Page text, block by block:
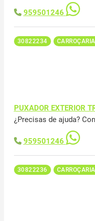
959501246
30822234
PUXADOR EXTERIOR
¿Precisas de ajuda?
959501246
30822236